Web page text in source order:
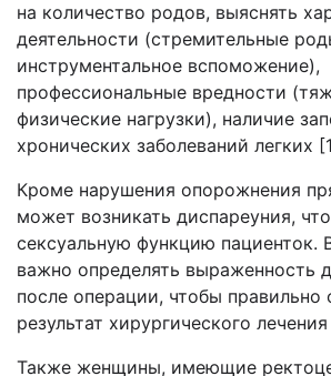
на количество родов, выяснять
деятельности (стремительные
инструментальное вспоможение),
профессиональные вредности
физические нагрузки), наличие
хронических заболеваний легких
Кроме нарушения опорожнения
может возникать диспареуния,
сексуальную функцию пациенток.
важно определять выраженность
после операции, чтобы правильно
результат хирургического
Также женщины, имеющие